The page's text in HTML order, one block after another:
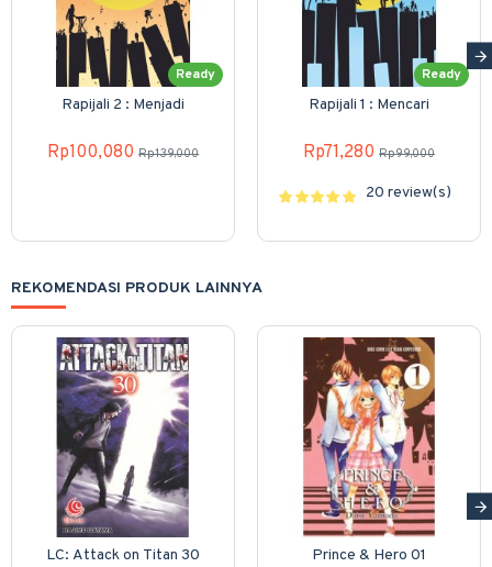
Ready
Rapijali 2 : Menjadi
Rp100,080 Rp139,000
Ready
Rapijali 1 : Mencari
Rp71,280 Rp99,000
20 review(s)
REKOMENDASI PRODUK LAINNYA
LC: Attack on Titan 30 Prince & Hero 01